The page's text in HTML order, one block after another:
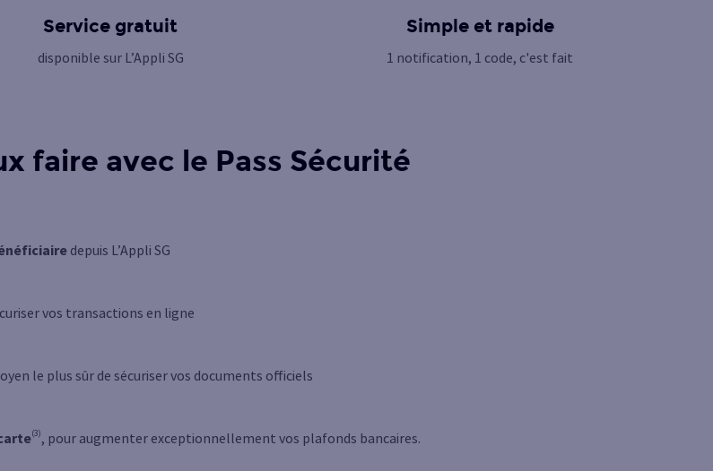
Service gratuit
disponible sur L’Appli SG
Simple et rapide
1 notification, 1 code, c'est fait
faire avec le Pass Sécurité
depuis L’Appli SG
vos transactions en ligne
le plus sûr de sécuriser vos documents officiels
(3), pour augmenter exceptionnellement vos plafonds bancaires.